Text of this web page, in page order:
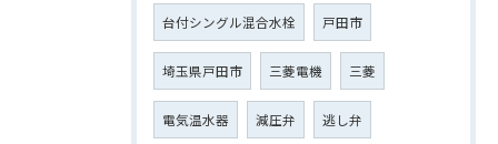
台付シングル混合水栓 戸田市
埼玉県戸田市 三菱電機 三菱
電気温水器 減圧弁 逃し弁